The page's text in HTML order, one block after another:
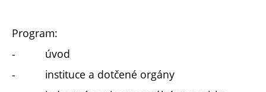
Program:
- úvod
- instituce a dotčené orgány